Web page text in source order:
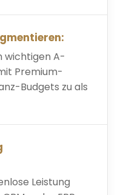
wichtigen A-
Premium-
Budgets zu als
Leistung